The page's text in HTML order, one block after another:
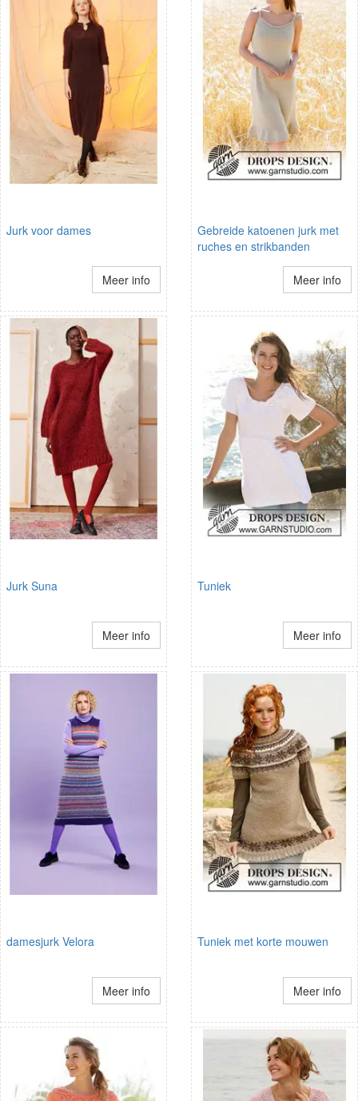
Jurk voor dames
Meer info
Gebreide katoenen jurk met
ruches en strikbanden
Meer info
Jurk Suna
Meer info
Tuniek
Meer info
damesjurk Velora
Meer info
Tuniek met korte mouwen
Meer info